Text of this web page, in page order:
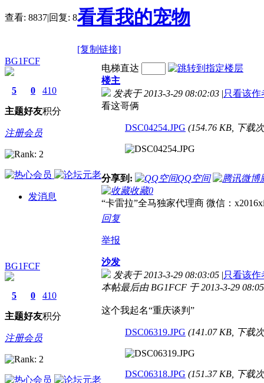
查看: 8837|回复: 8看看我的宠物
[复制链接]
BG1FCF
5
主题
0
好友
410
积分
注册会员
发消息
电梯直达
楼主
发表于 2013-3-29 08:02:03 |只看该作
看这哥俩
DSC04254.JPG (154.76 KB, 下载
分享到: QQ空间
收藏0
“卡雷拉”全马独家代理商 微信：
回复
举报
BG1FCF
5
主题
0
好友
410
积分
注册会员
沙发
发表于 2013-3-29 08:03:05 |只看该作
本帖最后由 BG1FCF 于 2013-3-29
这个我起名“重庆谈判”
DSC06319.JPG (141.07 KB, 下载
DSC06318.JPG (151.37 KB, 下载